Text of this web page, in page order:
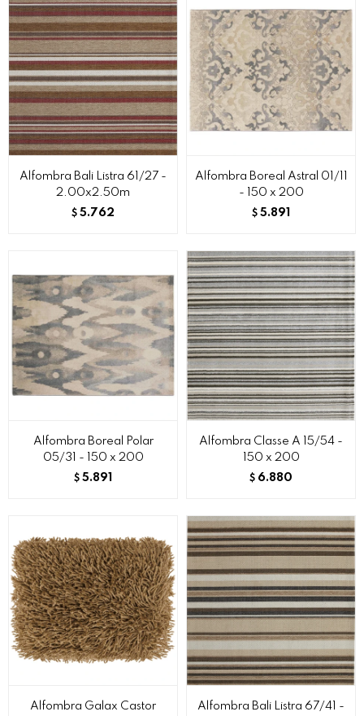
Alfombra Bali Listra 61/27 -
2.00x2.50m
$ 5.762
Alfombra Boreal Astral 01/11
- 150 x 200
$ 5.891
Alfombra Boreal Polar
05/31 - 150 x 200
$ 5.891
Alfombra Classe A 15/54 -
150 x 200
$ 6.880
Alfombra Galax Castor
Alfombra Bali Listra 67/41 -